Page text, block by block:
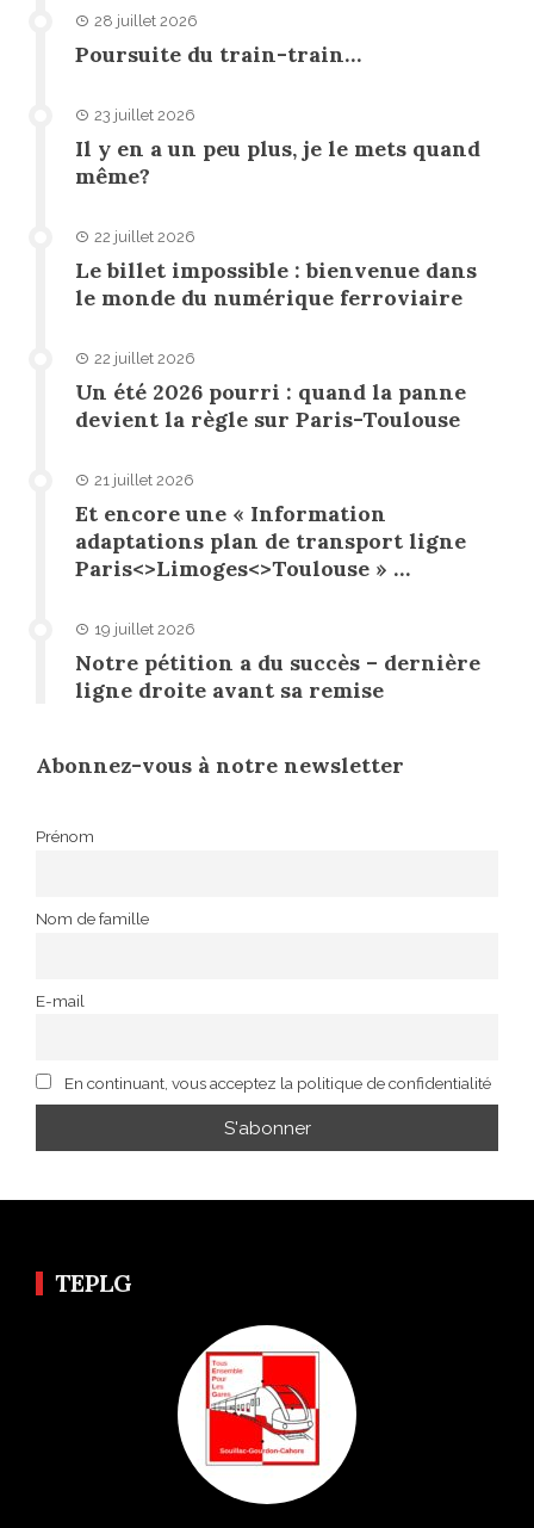
28 juillet 2026
Poursuite du train-train…
23 juillet 2026
Il y en a un peu plus, je le mets quand
même?
22 juillet 2026
Le billet impossible : bienvenue dans
le monde du numérique ferroviaire
22 juillet 2026
Un été 2026 pourri : quand la panne
devient la règle sur Paris-Toulouse
21 juillet 2026
Et encore une « Information
adaptations plan de transport ligne
Paris<>Limoges<>Toulouse » …
19 juillet 2026
Notre pétition a du succès – dernière
ligne droite avant sa remise
Abonnez-vous à notre newsletter
Prénom
Nom de famille
E-mail
En continuant, vous acceptez la politique de confidentialité
TEPLG